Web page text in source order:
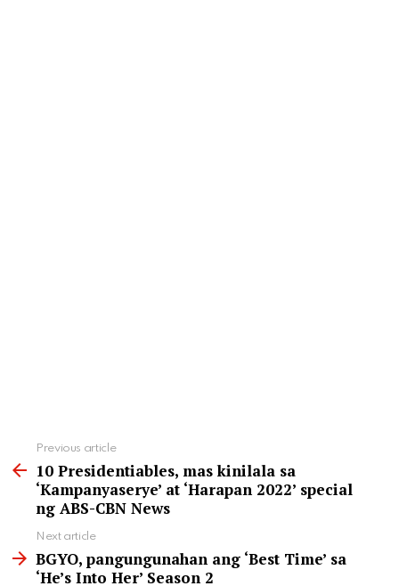
more
Previous article
10 Presidentiables, mas kinilala sa
‘Kampanyaserye’ at ‘Harapan 2022’ special
ng ABS-CBN News
Next article
BGYO, pangungunahan ang ‘Best Time’ sa
‘He’s Into Her’ Season 2